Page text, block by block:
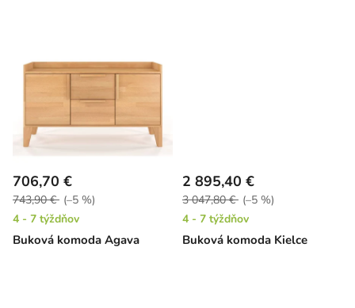
Buková komoda Agava
706,70 €
743,90 € (–5 %)
4 - 7 týždňov
Buková komoda Kielce
2 895,40 €
3 047,80 € (–5 %)
4 - 7 týždňov